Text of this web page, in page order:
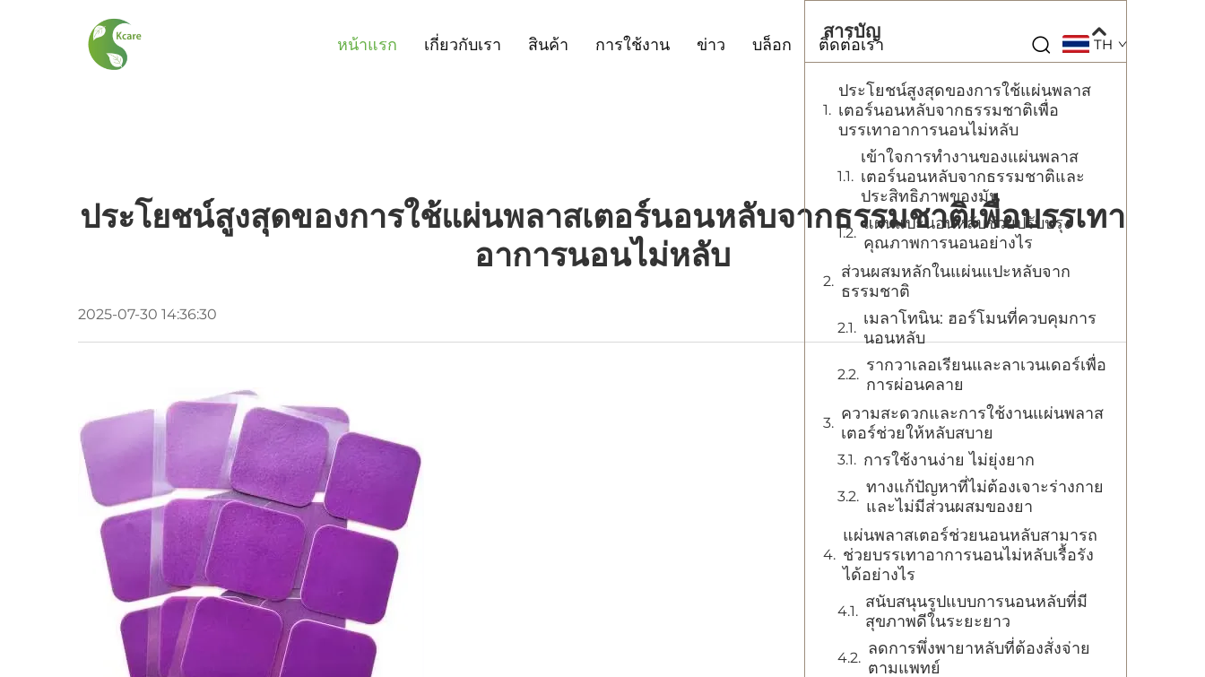
หน้าแรก เกี่ยวกับเรา สินค้า การใช้งาน ข่าว บล็อก ติดต่อเรา TH
ประโยชน์สูงสุดของการใช้แผ่นพลาสเตอร์นอนหลับจากธรรมชาติเพื่อบรรเทา
อาการนอนไม่หลับ
2025-07-30 14:36:30
สารบัญ
ประโยชน์สูงสุดของการใช้แผ่นพลาส
เตอร์นอนหลับจากธรรมชาติเพื่อ
บรรเทาอาการนอนไม่หลับ
เข้าใจการทำงานของแผ่นพลาส
เตอร์นอนหลับจากธรรมชาติและ
ประสิทธิภาพของมัน
แผ่นแปะนอนหลับช่วยปรับปรุง
คุณภาพการนอนอย่างไร
ส่วนผสมหลักในแผ่นแปะหลับจาก
ธรรมชาติ
เมลาโทนิน: ฮอร์โมนที่ควบคุมการ
นอนหลับ
รากวาเลอเรียนและลาเวนเดอร์เพื่อ
การผ่อนคลาย
ความสะดวกและการใช้งานแผ่นพลาส
เตอร์ช่วยให้หลับสบาย
การใช้งานง่าย ไม่ยุ่งยาก
ทางแก้ปัญหาที่ไม่ต้องเจาะร่างกาย
และไม่มีส่วนผสมของยา
แผ่นพลาสเตอร์ช่วยนอนหลับสามารถ
ช่วยบรรเทาอาการนอนไม่หลับเรื้อรัง
ได้อย่างไร
สนับสนุนรูปแบบการนอนหลับที่มี
สุขภาพดีในระยะยาว
ลดการพึ่งพายาหลับที่ต้องสั่งจ่าย
ตามแพทย์